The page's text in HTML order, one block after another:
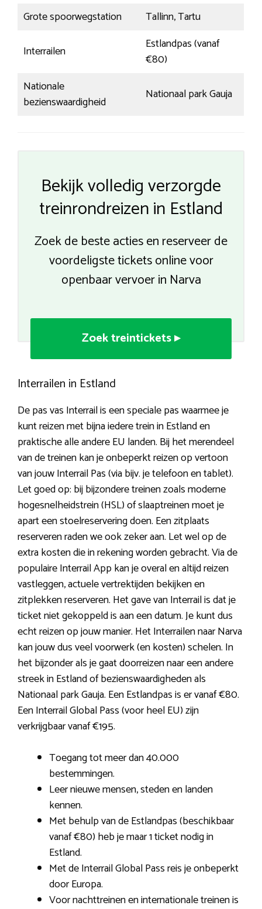
Grote spoorwegstation
Tallinn, Tartu
Interrailen
Estlandpas (vanaf
€80)
Nationale
bezienswaardigheid
Nationaal park Gauja
Bekijk volledig verzorgde
treinrondreizen in Estland
Zoek de beste acties en reserveer de
voordeligste tickets online voor
openbaar vervoer in Narva
Zoek treintickets ▸
Interrailen in Estland
De pas vas Interrail is een speciale pas waarmee je
kunt reizen met bijna iedere trein in Estland en
praktische alle andere EU landen. Bij het merendeel
van de treinen kan je onbeperkt reizen op vertoon
van jouw Interrail Pas (via bijv. je telefoon en tablet).
Let goed op: bij bijzondere treinen zoals moderne
hogesnelheidstrein (HSL) of slaaptreinen moet je
apart een stoelreservering doen. Een zitplaats
reserveren raden we ook zeker aan. Let wel op de
extra kosten die in rekening worden gebracht. Via de
populaire Interrail App kan je overal en altijd reizen
vastleggen, actuele vertrektijden bekijken en
zitplekken reserveren. Het gave van Interrail is dat je
ticket niet gekoppeld is aan een datum. Je kunt dus
echt reizen op jouw manier. Het Interrailen naar Narva
kan jouw dus veel voorwerk (en kosten) schelen. In
het bijzonder als je gaat doorreizen naar een andere
streek in Estland of bezienswaardigheden als
Nationaal park Gauja. Een Estlandpas is er vanaf €80.
Een Interrail Global Pass (voor heel EU) zijn
verkrijgbaar vanaf €195.
Toegang tot meer dan 40.000
bestemmingen.
Leer nieuwe mensen, steden en landen
kennen.
Met behulp van de Estlandpas (beschikbaar
vanaf €80) heb je maar 1 ticket nodig in
Estland.
Met de Interrail Global Pass reis je onbeperkt
door Europa.
Voor nachttreinen en internationale treinen is